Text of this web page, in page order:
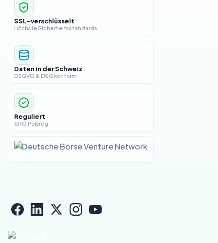
SSL-verschlüsselt
Höchste Sicherheitsstandards
Daten in der Schweiz
DSGVO & DSG konform
Reguliert
SRO Polyreg